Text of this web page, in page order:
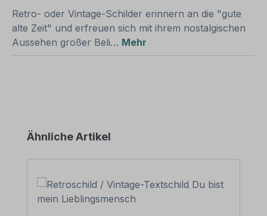
Retro- oder Vintage-Schilder erinnern an die "gute
alte Zeit" und erfreuen sich mit ihrem nostalgischen
Aussehen großer Beli… Mehr
Produktgalerie überspringen
Ähnliche Artikel